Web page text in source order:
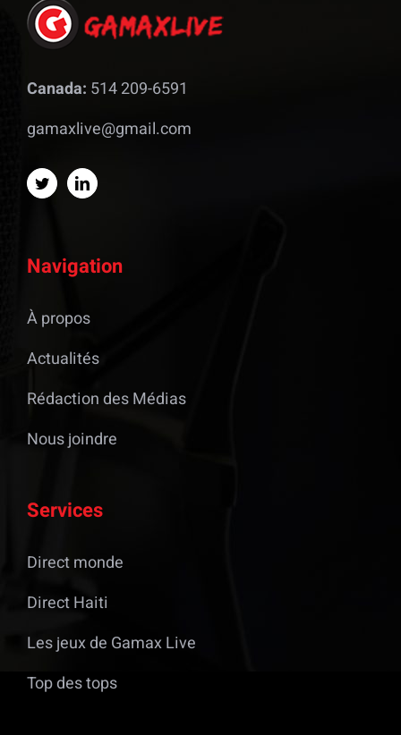
Canada: 514 209-6591
gamaxlive@gmail.com
Navigation
À propos
Actualités
Rédaction des Médias
Nous joindre
Services
Direct monde
Direct Haiti
Les jeux de Gamax Live
Top des tops